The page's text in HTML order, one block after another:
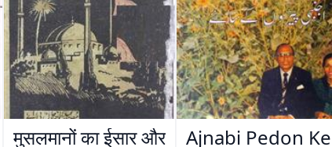
मुसलमानों का ईसार और Ajnabi Pedon Ke